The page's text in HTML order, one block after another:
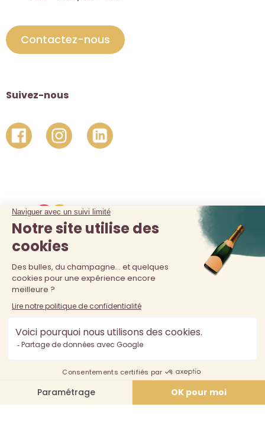
Contactez-nous
Suivez-nous
La vente d'alcool est interdite au moins de 18 ans. L'abus
d'alcool est dangereux pour la santé, à consommer avec
modération.